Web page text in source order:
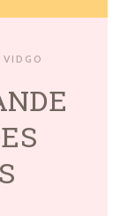
VIDGO